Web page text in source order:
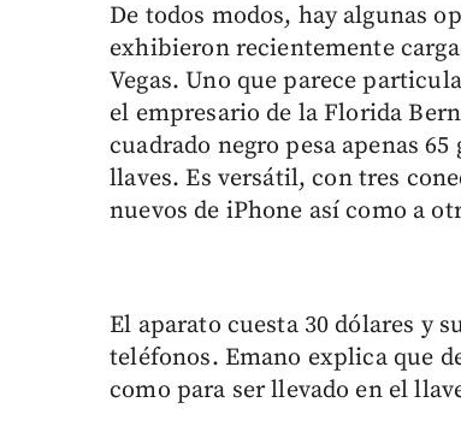
De todos modos, hay algunas
exhibieron recientemente
Vegas. Uno que parece
el empresario de la Florida
cuadrado negro pesa apenas
llaves. Es versátil, con tres
nuevos de iPhone así como a
El aparato cuesta 30 dólares y
teléfonos. Emano explica que
como para ser llevado en el